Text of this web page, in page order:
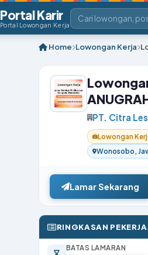
Portal Karir
Portal Lowongan Kerja
Home Lowongan Kerja
PT. Citra
Lowongan
Wonosobo,
Lamar Sekarang
RINGKASAN
BATAS LAMARAN